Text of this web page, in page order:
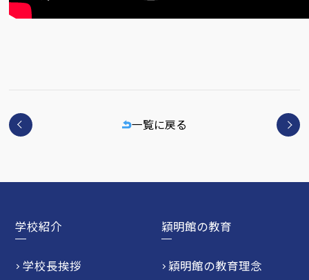
一覧に戻る
学校紹介
学校長挨拶
穎明館の教育
穎明館の教育理念